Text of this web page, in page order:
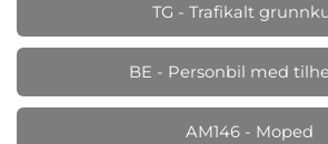
TG - Trafikalt
BE - Personbil med
AM146 - Moped